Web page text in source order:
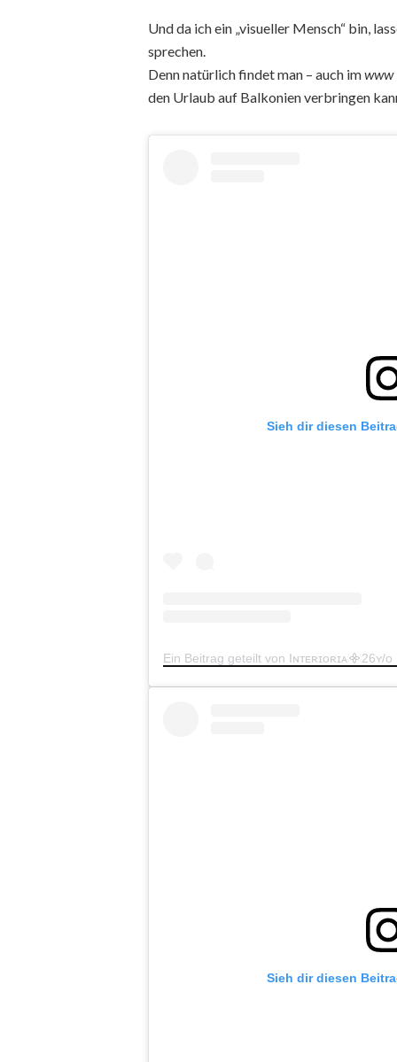
Und da ich ein „visueller Mensch“ bin,
sprechen.
Denn natürlich findet man – auch imwww
den Urlaub auf Balkonien verbringen
Sieh dir diesen
Ein Beitrag geteilt von Iɴᴛᴇʀɪᴏʀɪᴀ᯽26ʏ/
Sieh dir diesen